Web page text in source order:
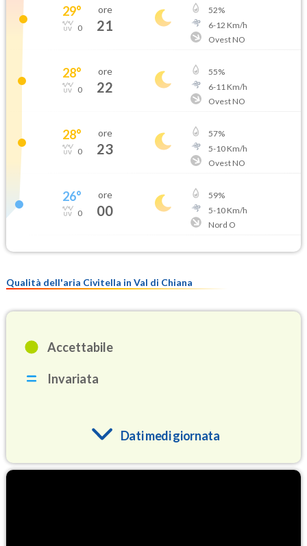
29°
0
ore
21
52%
6-12 Km/h
Ovest NO
28°
0
ore
22
55%
6-11 Km/h
Ovest NO
28°
0
ore
23
57%
5-10Km/h
Ovest NO
26°
0
ore
00
59%
5-10Km/h
Nord O
Qualità dell'aria Civitella in Val di Chiana
Accettabile
Invariata
Dati medi giornata